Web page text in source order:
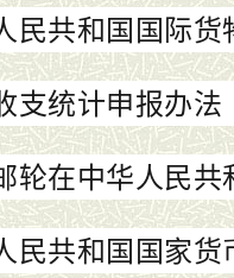
民共和国国际
支统计申报办法
轮在中华人民
民共和国国家